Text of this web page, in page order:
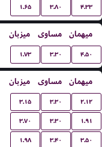
۱.۶۵ ۳.۸۰ ۴.۳۳
میزبان مساوی میهمان
۱.۷۳ ۳.۳۰ ۴.۵۰
میزبان مساوی میهمان
۳.۱۵ ۳.۳۰ ۲.۱۲
۳.۷۰ ۳.۳۰ ۱.۹۱
۱.۹۸ ۳.۴۰ ۳.۵۰